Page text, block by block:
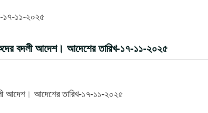
১৭-১১-২০২৫
বদলী আদেশ। আদেশের তারিখ-১৭-১১-২০২৫
আদেশ। আদেশের তারিখ-১৭-১১-২০২৫